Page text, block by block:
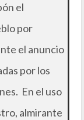
el
por
el anuncio
por los
En el uso
almirante